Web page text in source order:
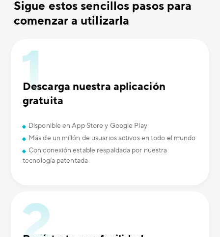
Sigue estos sencillos pasos para
comenzar a utilizarla
Descarga nuestra aplicación
gratuita
Disponible en App Store y Google Play
Más de un millón de usuarios activos en todo el mundo
Con conexión estable respaldada por nuestra
tecnología patentada